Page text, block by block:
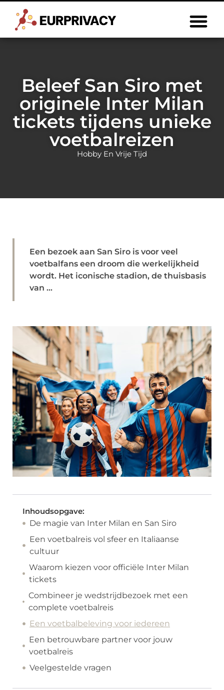
Beleef San Siro met
originele Inter Milan
tickets tijdens unieke
voetbalreizen
Hobby En Vrije Tijd
Een bezoek aan San Siro is voor veel
voetbalfans een droom die werkelijkheid
wordt. Het iconische stadion, de thuisbasis
van ...
Inhoudsopgave:
De magie van Inter Milan en San Siro
Een voetbalreis vol sfeer en Italiaanse
cultuur
Waarom kiezen voor officiële Inter Milan
tickets
Combineer je wedstrijdbezoek met een
complete voetbalreis
Een voetbalbeleving voor iedereen
Een betrouwbare partner voor jouw
voetbalreis
Veelgestelde vragen